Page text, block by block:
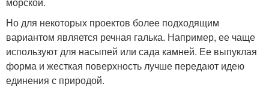
Но для некоторых проектов более подходящим
вариантом является речная галька. Например, ее чаще
используют для насыпей или сада камней. Ее выпуклая
форма и жесткая поверхность лучше передают идею
единения с природой.